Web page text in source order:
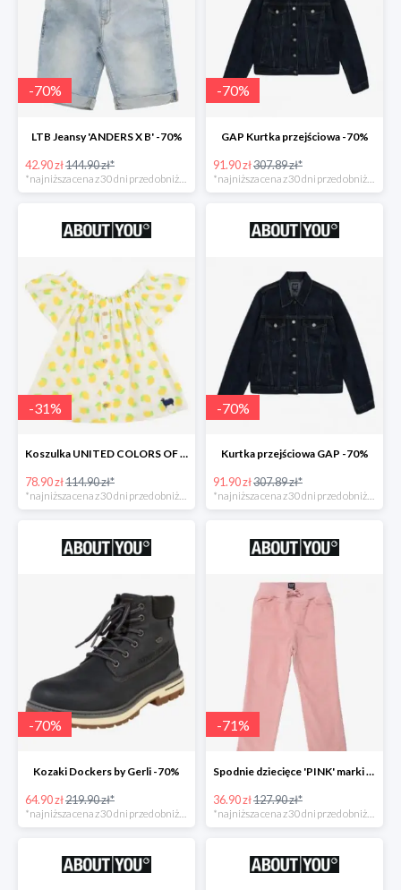
-70%
LTB Jeansy 'ANDERS X B' -70%
42.90 zł144.90 zł*
*najniższa cena z 30 dni przed obniżką
-70%
GAP Kurtka przejściowa -70%
91.90 zł307.89 zł*
*najniższa cena z 30 dni przed obniżką
-31%
Koszulka UNITED COLORS OF BENETTON
78.90 zł114.90 zł*
*najniższa cena z 30 dni przed obniżką
-70%
Kurtka przejściowa GAP -70%
91.90 zł307.89 zł*
*najniższa cena z 30 dni przed obniżką
-70%
Kozaki Dockers by Gerli -70%
64.90 zł219.90 zł*
-71%
Spodnie dziecięce 'PINK' marki GAP -71%
36.90 zł127.90 zł*